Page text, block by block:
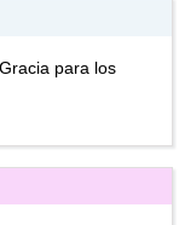
para los